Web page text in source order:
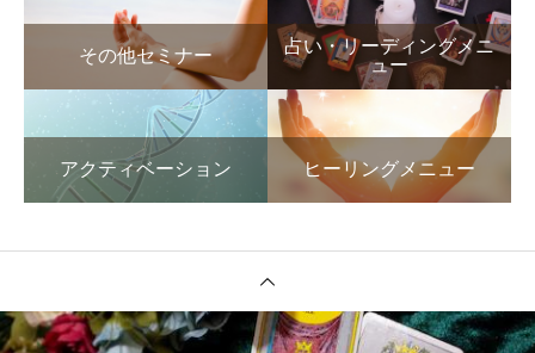
その他セミナー
占い・リーディングメニ
ュー
アクティベーション ヒーリングメニュー